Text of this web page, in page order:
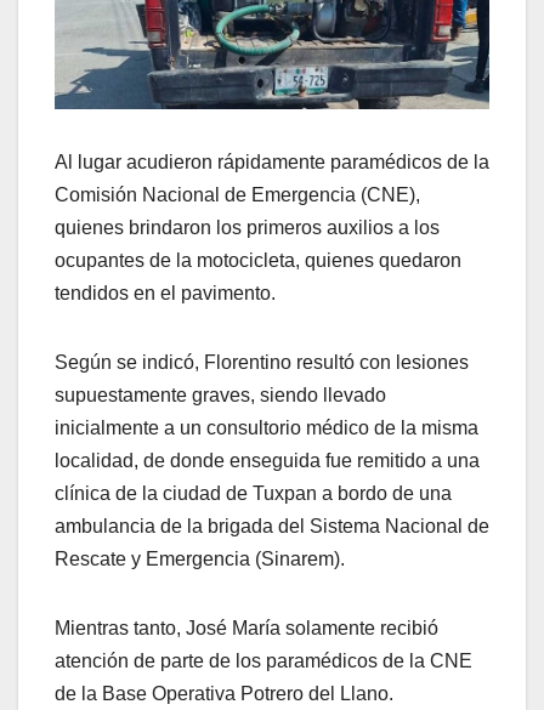
Al lugar acudieron rápidamente paramédicos de la
Comisión Nacional de Emergencia (CNE),
quienes brindaron los primeros auxilios a los
ocupantes de la motocicleta, quienes quedaron
tendidos en el pavimento.
Según se indicó, Florentino resultó con lesiones
supuestamente graves, siendo llevado
inicialmente a un consultorio médico de la misma
localidad, de donde enseguida fue remitido a una
clínica de la ciudad de Tuxpan a bordo de una
ambulancia de la brigada del Sistema Nacional de
Rescate y Emergencia (Sinarem).
Mientras tanto, José María solamente recibió
atención de parte de los paramédicos de la CNE
de la Base Operativa Potrero del Llano.